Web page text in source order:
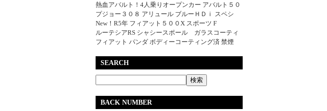
熱血アバルト！4人乗りオープンカー アバルト５０
プジョー３０８ アリュール ブルーＨＤｉ スペシ
New！R5年 フィアット５００X スポーツ F
ルーテシアRS シャシースポール ガラスコーティ
フィアット パンダ ボディーコーティング済 禁煙
SEARCH
BACK NUMBER